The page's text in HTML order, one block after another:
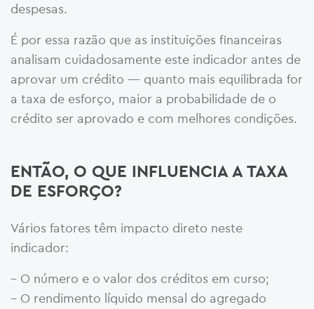
despesas.
É por essa razão que as instituições financeiras
analisam cuidadosamente este indicador antes de
aprovar um crédito — quanto mais equilibrada for
a taxa de esforço, maior a probabilidade de o
crédito ser aprovado e com melhores condições.
ENTÃO, O QUE INFLUENCIA A TAXA
DE ESFORÇO?
Vários fatores têm impacto direto neste
indicador:
– O número e o valor dos créditos em curso;
– O rendimento líquido mensal do agregado